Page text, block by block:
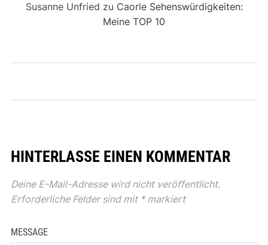
Susanne Unfried zu Caorle Sehenswürdigkeiten:
Meine TOP 10
HINTERLASSE EINEN KOMMENTAR
Deine E-Mail-Adresse wird nicht veröffentlicht.
Erforderliche Felder sind mit *markiert
MESSAGE